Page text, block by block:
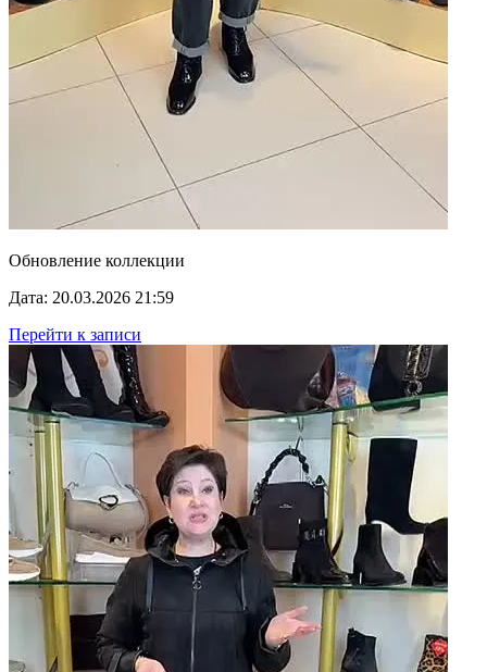
Обновление коллекции
Дата: 20.03.2026 21:59
Перейти к записи